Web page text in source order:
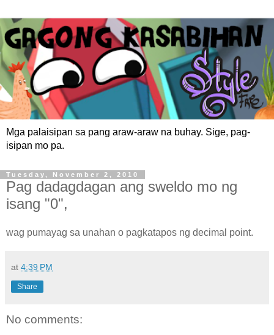
Mga palaisipan sa pang araw-araw na buhay. Sige, pag-
isipan mo pa.
Tuesday, November 2, 2010
Pag dadagdagan ang sweldo mo ng
isang "0",
wag pumayag sa unahan o pagkatapos ng decimal point.
at 4:39 PM
Share
No comments: